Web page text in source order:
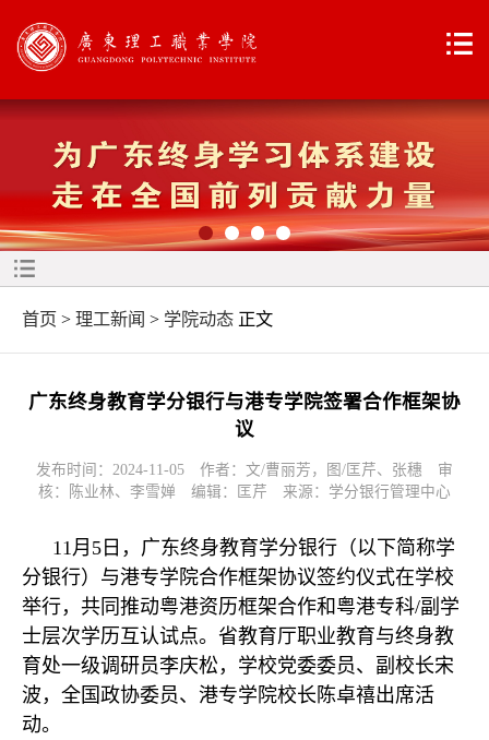
首页 > 理工新闻 > 学院动态 正文
广东终身教育学分银行与港专学院签署合作框架协
议
发布时间：2024-11-05 作者：文/曹丽芳，图/匡芹、张穗 审
核：陈业林、李雪婵 编辑：匡芹 来源：学分银行管理中心
11月5日，广东终身教育学分银行（以下简称学
分银行）与港专学院合作框架协议签约仪式在学校
举行，共同推动粤港资历框架合作和粤港专科/副学
士层次学历互认试点。省教育厅职业教育与终身教
育处一级调研员李庆松，学校党委委员、副校长宋
波，全国政协委员、港专学院校长陈卓禧出席活
动。